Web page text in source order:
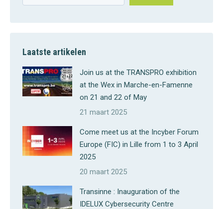
Laatste artikelen
Join us at the TRANSPRO exhibition
at the Wex in Marche-en-Famenne
on 21 and 22 of May
21 maart 2025
Come meet us at the Incyber Forum
Europe (FIC) in Lille from 1 to 3 April
2025
20 maart 2025
Transinne : Inauguration of the
IDELUX Cybersecurity Centre